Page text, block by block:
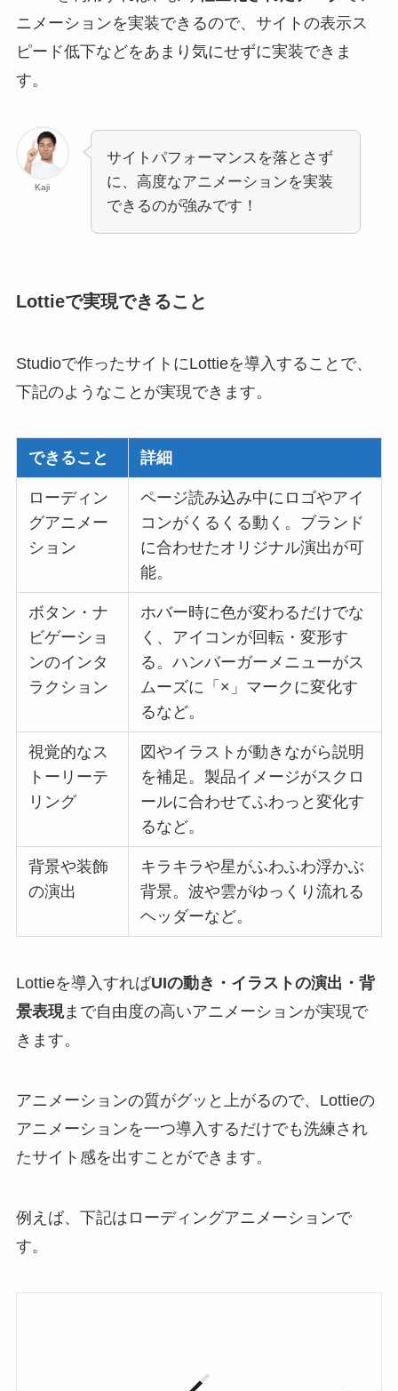
ニメーションを実装できるので、サイトの表示ス
ピード低下などをあまり気にせずに実装できま
す。
Kaji
サイトパフォーマンスを落とさず
に、高度なアニメーションを実装
できるのが強みです！
Lottieで実現できること
Studioで作ったサイトにLottieを導入することで、
下記のようなことが実現できます。
できること 詳細
ローディン
グアニメー
ション
ページ読み込み中にロゴやアイ
コンがくるくる動く。ブランド
に合わせたオリジナル演出が可
能。
ボタン・ナ
ビゲーショ
ンのインタ
ラクション
ホバー時に色が変わるだけでな
く、アイコンが回転・変形す
る。ハンバーガーメニューがス
ムーズに「×」マークに変化す
るなど。
視覚的なス
トーリーテ
リング
図やイラストが動きながら説明
を補足。製品イメージがスクロ
ールに合わせてふわっと変化す
るなど。
背景や装飾
の演出
キラキラや星がふわふわ浮かぶ
背景。波や雲がゆっくり流れる
ヘッダーなど。
Lottieを導入すればUIの動き・イラストの演出・背
景表現まで自由度の高いアニメーションが実現で
きます。
アニメーションの質がグッと上がるので、Lottieの
アニメーションを一つ導入するだけでも洗練され
たサイト感を出すことができます。
例えば、下記はローディングアニメーションで
す。